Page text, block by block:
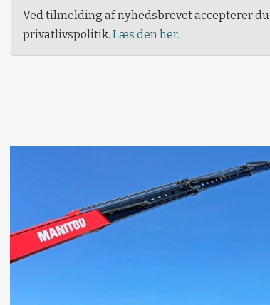
Ved tilmelding af nyhedsbrevet accepterer
privatlivspolitik. Læs den her.